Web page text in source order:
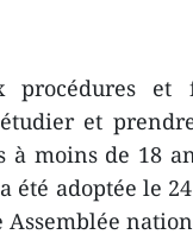
procédures
et
à moins de 18
été adoptée le
Assemblée